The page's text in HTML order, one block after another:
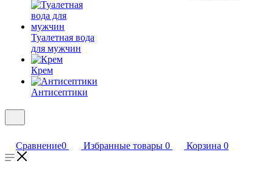
Туалетная вода
для мужчин
Крем
Антисептики
Сравнение0 Избранные товары 0 Корзина 0